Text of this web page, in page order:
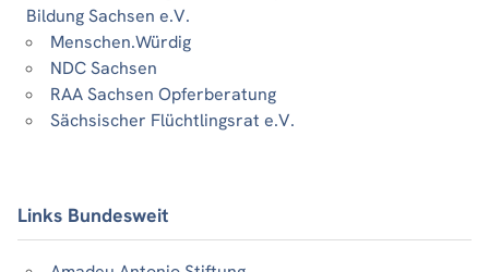
Bildung Sachsen e.V.
Menschen.Würdig
NDC Sachsen
RAA Sachsen Opferberatung
Sächsischer Flüchtlingsrat e.V.
Links Bundesweit